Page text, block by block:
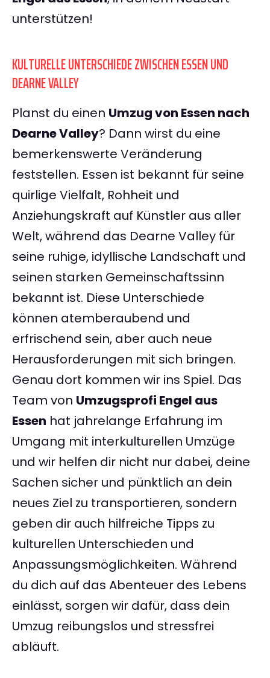
unterstützen!
KULTURELLE UNTERSCHIEDE ZWISCHEN ESSEN UND
DEARNE VALLEY
Planst du einen Umzug von Essen nach
Dearne Valley? Dann wirst du eine
bemerkenswerte Veränderung
feststellen. Essen ist bekannt für seine
quirlige Vielfalt, Rohheit und
Anziehungskraft auf Künstler aus aller
Welt, während das Dearne Valley für
seine ruhige, idyllische Landschaft und
seinen starken Gemeinschaftssinn
bekannt ist. Diese Unterschiede
können atemberaubend und
erfrischend sein, aber auch neue
Herausforderungen mit sich bringen.
Genau dort kommen wir ins Spiel. Das
Team von Umzugsprofi Engel aus
Essen hat jahrelange Erfahrung im
Umgang mit interkulturellen Umzüge
und wir helfen dir nicht nur dabei, deine
Sachen sicher und pünktlich an dein
neues Ziel zu transportieren, sondern
geben dir auch hilfreiche Tipps zu
kulturellen Unterschieden und
Anpassungsmöglichkeiten. Während
du dich auf das Abenteuer des Lebens
einlässt, sorgen wir dafür, dass dein
Umzug reibungslos und stressfrei
abläuft.